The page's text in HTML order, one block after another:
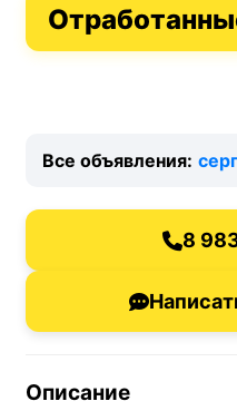
Все объявления:
8
Описание